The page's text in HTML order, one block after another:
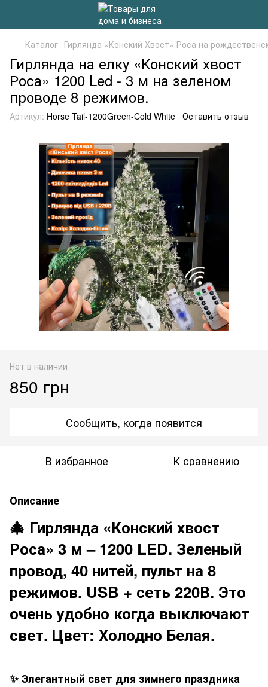
Каталог Гирлянда «Конский Хвост» Роса на
Гирлянда на елку «Конский хвост
Роса» 1200 Led - 3 м на зеленом
проводе 8 режимов.
Артикул: Horse Tail-1200Green-Cold White Оставить отзыв
Нет в наличии
850 грн
Сообщить, когда появится
В избранное К сравнению
Описание
🎄 Гирлянда «Конский хвост
Роса» 3 м – 1200 LED. Зеленый
провод, 40 нитей, пульт на 8
режимов. USB + сеть 220В. Это
очень удобно когда выключают
свет. Цвет: Холодно Белая.
✨ Элегантный свет для зимнего праздника